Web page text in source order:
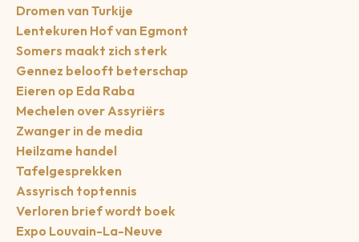
Dromen van Turkije
Lentekuren Hof van Egmont
Somers maakt zich sterk
Gennez belooft beterschap
Eieren op Eda Raba
Mechelen over Assyriërs
Zwanger in de media
Heilzame handel
Tafelgesprekken
Assyrisch toptennis
Verloren brief wordt boek
Expo Louvain-La-Neuve